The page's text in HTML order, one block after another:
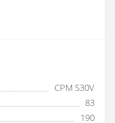
CPM S30V
83
190